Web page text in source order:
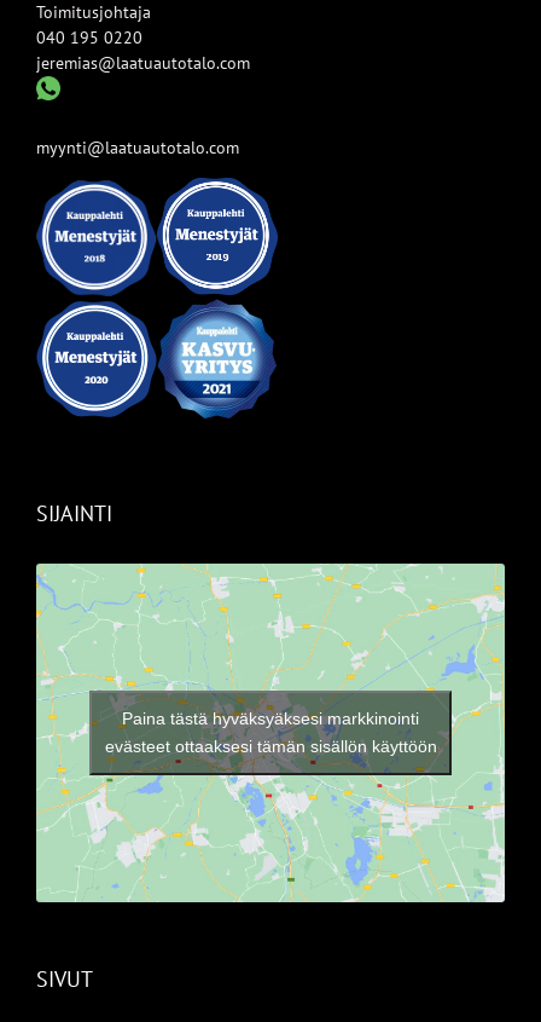
Toimitusjohtaja
040 195 0220
jeremias@laatuautotalo.com
myynti@laatuautotalo.com
SIJAINTI
Paina tästä hyväksyäksesi markkinointi
evästeet ottaaksesi tämän sisällön käyttöön
SIVUT